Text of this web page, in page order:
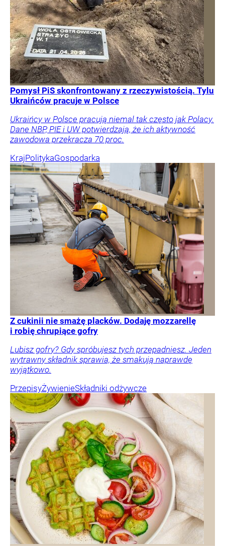
Pomysł PiS skonfrontowany z rzeczywistością. Tylu
Ukraińców pracuje w Polsce
Ukraińcy w Polsce pracują niemal tak często jak Polacy.
Dane NBP, PIE i UW potwierdzają, że ich aktywność
zawodowa przekracza 70 proc.
KrajPolitykaGospodarka
Z cukinii nie smażę placków. Dodaję mozzarellę
i robię chrupiące gofry
Lubisz gofry? Gdy spróbujesz tych przepadniesz. Jeden
wytrawny składnik sprawia, że smakują naprawdę
wyjątkowo.
PrzepisyŻywienieSkładniki odżywcze